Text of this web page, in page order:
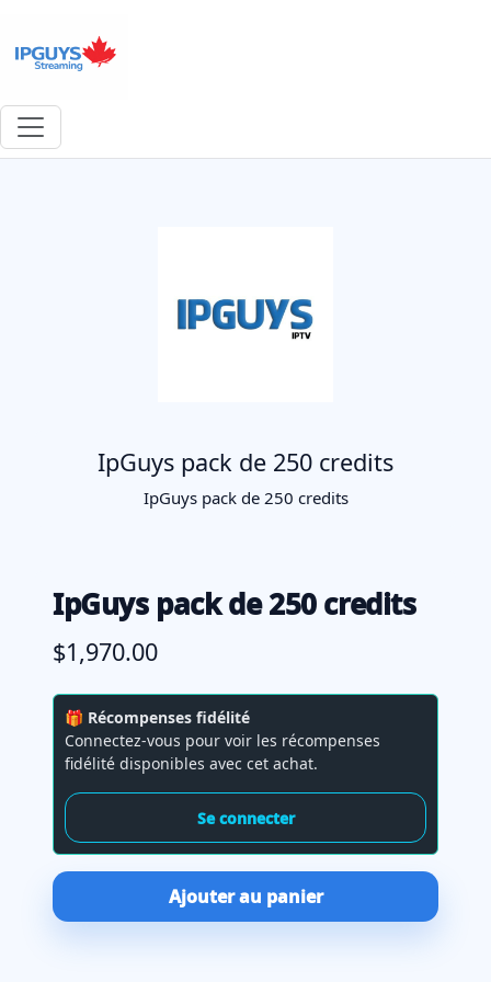
IpGuys pack de 250 credits
IpGuys pack de 250 credits
IpGuys pack de 250 credits
$1,970.00
🎁 Récompenses fidélité
Connectez-vous pour voir les récompenses
fidélité disponibles avec cet achat.
Se connecter
Ajouter au panier